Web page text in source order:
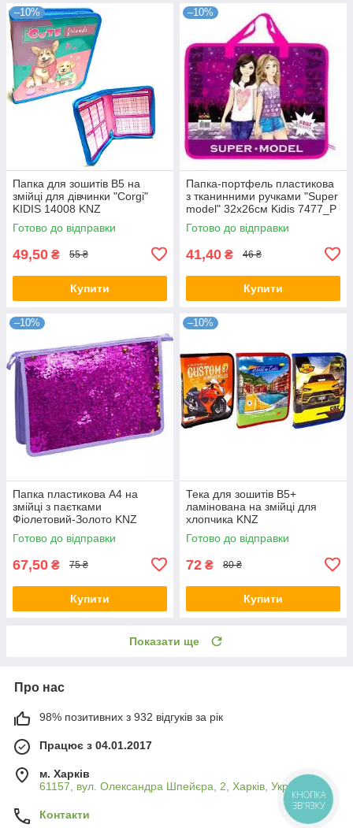
–10%
Папка для зошитів B5 на
змійці для дівчинки "Corgi"
KIDIS 14008 KNZ
Готово до відправки
49,50 ₴ 55 ₴
Купити
–10%
Папка-портфель пластикова
з тканинними ручками "Super
model" 32x26см Kidis 7477_P
сумка KNZ
Готово до відправки
41,40 ₴ 46 ₴
Купити
–10%
Папка пластикова А4 на
змійці з паєтками
Фіолетовий-Золото KNZ
Готово до відправки
67,50 ₴ 75 ₴
Купити
–10%
Тека для зошитів В5+
ламінована на змійці для
хлопчика KNZ
Готово до відправки
72 ₴ 80 ₴
Купити
Показати ще
Про нас
98% позитивних з 932 відгуків за рік
Працює з 04.01.2017
м. Харків
61157, вул. Олександра Шпейєра, 2, Харків, Україна
Контакти
КНОПКА
ЗВ'ЯЗКУ